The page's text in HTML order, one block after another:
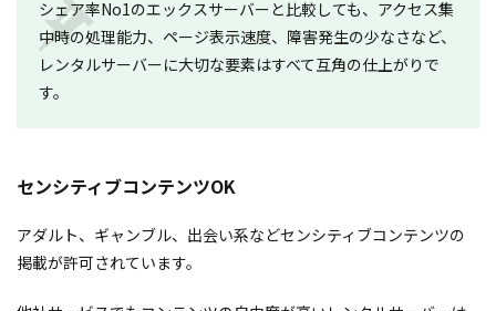
シェア率No1のエックスサーバーと比較しても、アクセス集
中時の処理能力、ページ表示速度、障害発生の少なさなど、
レンタルサーバーに大切な要素はすべて互角の仕上がりで
す。
センシティブコンテンツOK
アダルト、ギャンブル、出会い系などセンシティブコンテンツの
掲載が許可されています。